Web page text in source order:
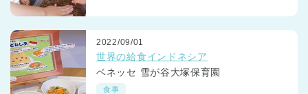
2022/09/01
世界の給食インドネシア
ベネッセ 雪が谷大塚保育園
食事